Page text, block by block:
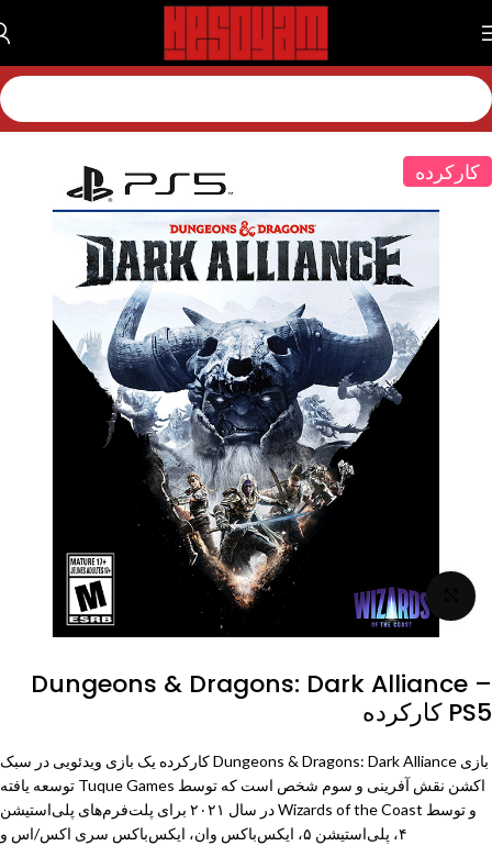
خانه بازی بازی پلی استیشن بازی پلی استیشن 5
کارکرده
برای بزرگنمایی کلیک کنید
Dungeons & Dragons: Dark Alliance –
PS5 کارکرده
بازی Dungeons & Dragons: Dark Alliance کارکرده یک بازی ویدئویی در سبک
اکشن نقش آفرینی و سوم شخص است که توسط Tuque Games توسعه یافته
و توسط Wizards of the Coast در سال ۲۰۲۱ برای پلت‌فرم‌های پلی‌استیشن
۴، پلی‌استیشن ۵، ایکس‌باکس وان، ایکس‌باکس سری اکس/اس و